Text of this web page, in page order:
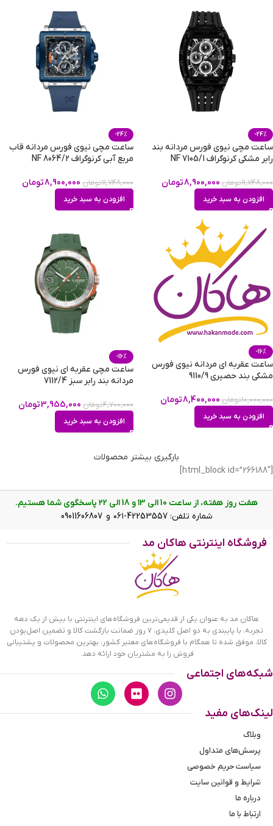
-24%
ساعت مچی نیوی فورس مردانه بند
رابر مشکی کرنوگراف NF 7105/1
11,748,000تومان 8,900,000تومان
افزودن به سبد خرید
-24%
ساعت مچی نیوی فورس مردانه قاب
مربع آبی کرنوگراف NF 8064/2
11,748,000تومان 8,900,000تومان
افزودن به سبد خرید
-16%
ساعت عقربه ای مردانه نیوی فورس
مشکی بند حصیری 9110/9
10,000,000تومان 8,400,000تومان
افزودن به سبد خرید
-16%
ساعت مچی عقربه ای نیوی فورس
مردانه بند رابر سبز 7112/4
4,700,000تومان 3,955,000تومان
افزودن به سبد خرید
بارگیری بیشتر محصولات
[html_block id=”266188″]
هفت روز هفته، از ساعت 10 الی ۱3 و 18 الی ۲2 پاسخگوی شما هستیم.
شماره تلفن: 42253557-۰۶۱ و 09011606807
فروشگاه اینترنتی هاکان مد
هاکان مد به عنوان یکی از قدیمی‌ترین فروشگاه‌های اینترنتی با بیش از یک دهه
تجربه، با پایبندی به دو اصل کلیدی، ۷ روز ضمانت بازگشت کالا و تضمین اصل‌بودن
کالا، موفق شده تا همگام با فروشگاه‌های معتبر کشور، بهترین محصولات و پشتیبانی
فروش را به مشتریان خود ارائه دهد.
شبکه‌های اجتماعی
لینک‌های مفید
وبلاگ
پرسش‌های متداول
سیاست حریم خصوصی
شرایط و قوانین سایت
درباره ما
ارتباط با ما